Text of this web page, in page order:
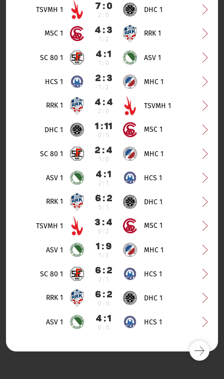
TSVMH 1 7 : 0
2 : 0
DHC 1
MSC 1 4 : 3
1 : 2
RRK 1
SC 80 1 4 : 1
1 : 0
ASV 1
HCS 1 2 : 3
1 : 2
MHC 1
RRK 1 4 : 4
2 : 0
TSVMH 1
DHC 1 1 : 11
0 : 5
MSC 1
SC 80 1 2 : 4
1 : 0
MHC 1
ASV 1 4 : 1
2 : 1
HCS 1
RRK 1 6 : 2
5 : 1
DHC 1
TSVMH 1 3 : 4
0 : 2
MSC 1
ASV 1 1 : 9
1 : 3
MHC 1
SC 80 1 6 : 2
2 : 1
HCS 1
RRK 1 6 : 2
0 : 0
DHC 1
ASV 1 4 : 1
0 : 0
HCS 1